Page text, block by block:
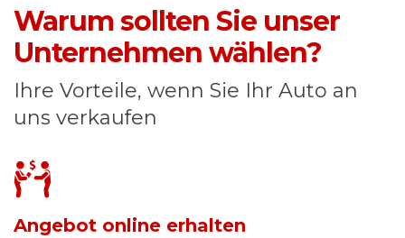
Warum sollten Sie unser
Unternehmen wählen?
Ihre Vorteile, wenn Sie Ihr Auto an
uns verkaufen
Angebot online erhalten